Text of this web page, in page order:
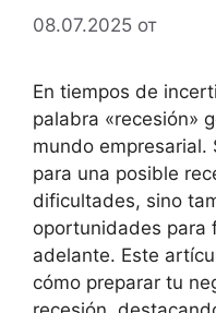
08.07.2025 от
En tiempos de
palabra «recesión»
mundo empresarial.
para una posible
dificultades, sino
oportunidades para
adelante. Este
cómo preparar tu